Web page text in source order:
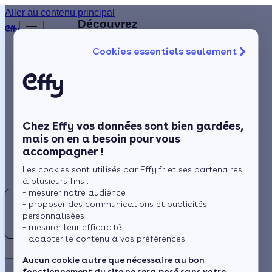
Cookies essentiels seulement
Chez Effy vos données sont bien gardées,
mais on en a besoin pour vous
accompagner !
Les cookies sont utilisés par Effy.fr et ses partenaires
à plusieurs fins :
- mesurer notre audience
- proposer des communications et publicités
personnalisées
- mesurer leur efficacité
- adapter le contenu à vos préférences.
Aucun cookie autre que nécessaire au bon
Aller au contenu principal
Chauffage
Rénovation globale
Aides et Primes
Actualités
Espace Client
Retour
LIONEL
ROUX
Découvrez
artisans
EY
EURL
YVES
BOUTROUX
4.9 (48 avis)
Montboucher-